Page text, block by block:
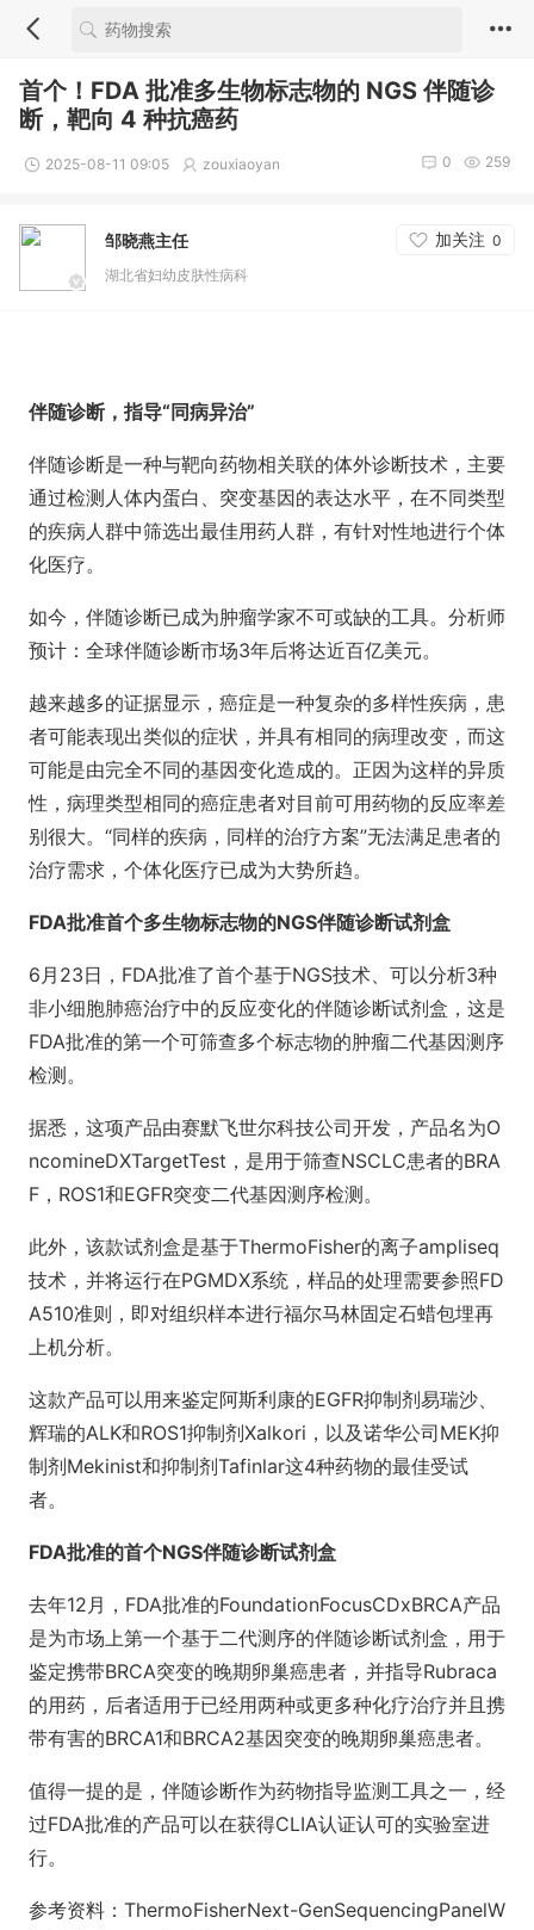
首个！FDA 批准多生物标志物的 NGS 伴随诊
断，靶向 4 种抗癌药
2025-08-11 09:05 zouxiaoyan 259
0
邹晓燕主任 加关注 0
湖北省妇幼皮肤性病科
伴随诊断，指导“同病异治”
伴随诊断是一种与靶向药物相关联的体外诊断技术，主要
通过检测人体内蛋白、突变基因的表达水平，在不同类型
的疾病人群中筛选出最佳用药人群，有针对性地进行个体
化医疗。
如今，伴随诊断已成为肿瘤学家不可或缺的工具。分析师
预计：全球伴随诊断市场3年后将达近百亿美元。
越来越多的证据显示，癌症是一种复杂的多样性疾病，患
者可能表现出类似的症状，并具有相同的病理改变，而这
可能是由完全不同的基因变化造成的。正因为这样的异质
性，病理类型相同的癌症患者对目前可用药物的反应率差
别很大。“同样的疾病，同样的治疗方案”无法满足患者的
治疗需求，个体化医疗已成为大势所趋。
FDA批准首个多生物标志物的NGS伴随诊断试剂盒
6月23日，FDA批准了首个基于NGS技术、可以分析3种
非小细胞肺癌治疗中的反应变化的伴随诊断试剂盒，这是
FDA批准的第一个可筛查多个标志物的肿瘤二代基因测序
检测。
据悉，这项产品由赛默飞世尔科技公司开发，产品名为O
ncomineDXTargetTest，是用于筛查NSCLC患者的BRA
F，ROS1和EGFR突变二代基因测序检测。
此外，该款试剂盒是基于ThermoFisher的离子ampliseq
技术，并将运行在PGMDX系统，样品的处理需要参照FD
A510准则，即对组织样本进行福尔马林固定石蜡包埋再
上机分析。
这款产品可以用来鉴定阿斯利康的EGFR抑制剂易瑞沙、
辉瑞的ALK和ROS1抑制剂Xalkori，以及诺华公司MEK抑
制剂Mekinist和抑制剂Tafinlar这4种药物的最佳受试
者。
FDA批准的首个NGS伴随诊断试剂盒
去年12月，FDA批准的FoundationFocusCDxBRCA产品
是为市场上第一个基于二代测序的伴随诊断试剂盒，用于
鉴定携带BRCA突变的晚期卵巢癌患者，并指导Rubraca
的用药，后者适用于已经用两种或更多种化疗治疗并且携
带有害的BRCA1和BRCA2基因突变的晚期卵巢癌患者。
值得一提的是，伴随诊断作为药物指导监测工具之一，经
过FDA批准的产品可以在获得CLIA认证认可的实验室进
行。
参考资料：ThermoFisherNext-GenSequencingPanelW